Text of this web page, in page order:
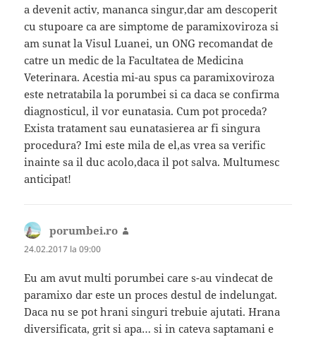
a devenit activ, mananca singur,dar am descoperit
cu stupoare ca are simptome de paramixoviroza si
am sunat la Visul Luanei, un ONG recomandat de
catre un medic de la Facultatea de Medicina
Veterinara. Acestia mi-au spus ca paramixoviroza
este netratabila la porumbei si ca daca se confirma
diagnosticul, il vor eunatasia. Cum pot proceda?
Exista tratament sau eunatasierea ar fi singura
procedura? Imi este mila de el,as vrea sa verific
inainte sa il duc acolo,daca il pot salva. Multumesc
anticipat!
porumbei.ro
24.02.2017 la 09:00
Eu am avut multi porumbei care s-au vindecat de
paramixo dar este un proces destul de indelungat.
Daca nu se pot hrani singuri trebuie ajutati. Hrana
diversificata, grit si apa… si in cateva saptamani e